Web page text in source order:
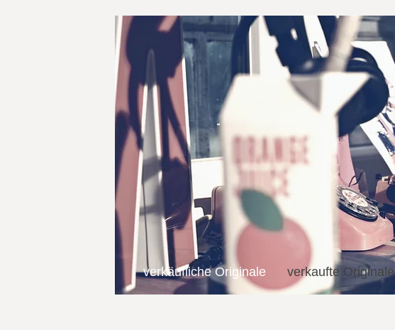
verkäufliche Originale verkaufte Originale